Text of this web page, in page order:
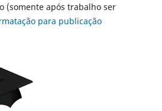
(somente após trabalho ser
para publicação